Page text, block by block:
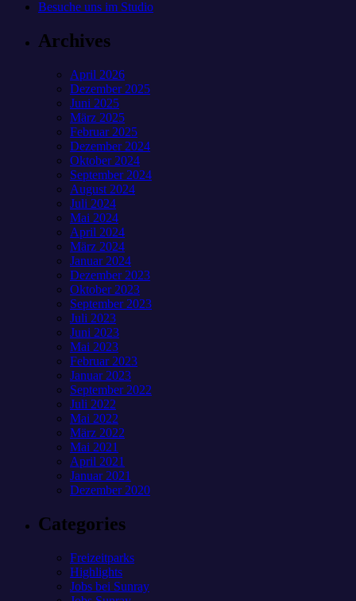
Besuche uns im Studio
Archives
April 2026
Dezember 2025
Juni 2025
März 2025
Februar 2025
Dezember 2024
Oktober 2024
September 2024
August 2024
Juli 2024
Mai 2024
April 2024
März 2024
Januar 2024
Dezember 2023
Oktober 2023
September 2023
Juli 2023
Juni 2023
Mai 2023
Februar 2023
Januar 2023
September 2022
Juli 2022
Mai 2022
März 2022
Mai 2021
April 2021
Januar 2021
Dezember 2020
Categories
Freizeitparks
Highlights
Jobs bei Sunray